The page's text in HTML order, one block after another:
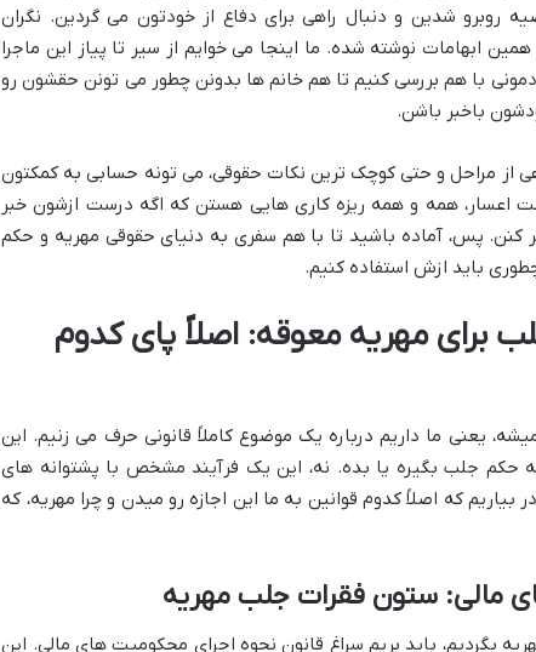
روبرو شدین و دنبال راهی برای دفاع از خودتون می گردین. نگران
ابهامات نوشته شده. ما اینجا می خوایم از سیر تا پیاز این ماجرا
با هم بررسی کنیم تا هم خانم ها بدونن چطور می تونن حقشون رو
باخبر باشن.
از مراحل و حتی کوچک ترین نکات حقوقی، می تونه حسابی به کمکتون
تا دادخواست اعسار، همه و همه ریزه کاری هایی هستن که اگه درست ازشون خبر
کنن. پس، آماده باشید تا با هم سفری به دنیای حقوقی مهریه و حکم
باید ازش استفاده کنیم.
برای مهریه معوقه: اصلاً پای کدوم
یعنی ما داریم درباره یک موضوع کاملاً قانونی حرف می زنیم. این
جلب بگیره یا بده. نه، این یک فرآیند مشخص با پشتوانه های
که اصلاً کدوم قوانین به ما این اجازه رو میدن و چرا مهریه، که
مالی: ستون فقرات جلب مهریه
بگردیم، باید بریم سراغ قانون نحوه اجرای محکومیت های مالی. این